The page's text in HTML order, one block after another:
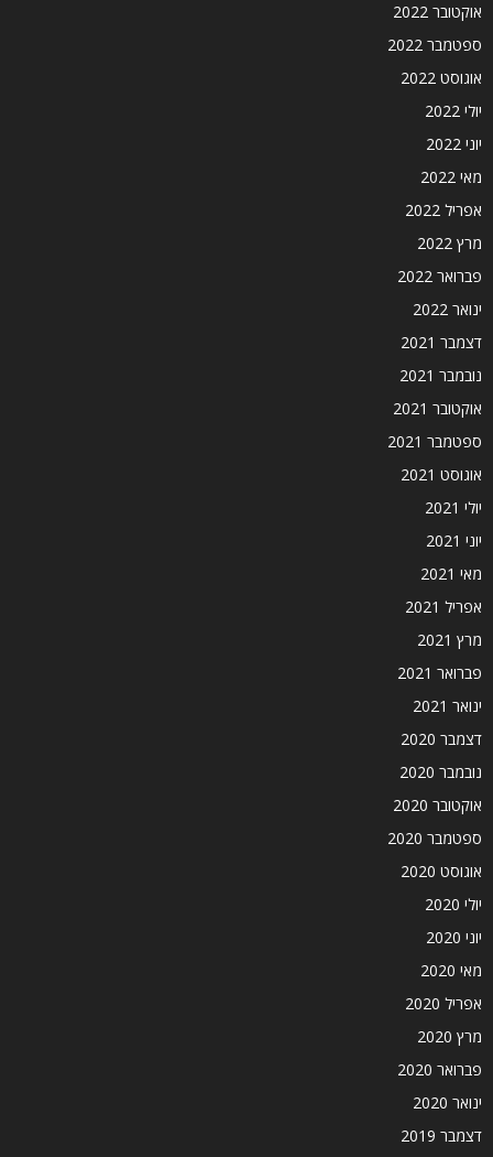
אוקטובר 2022
ספטמבר 2022
אוגוסט 2022
יולי 2022
יוני 2022
מאי 2022
אפריל 2022
מרץ 2022
פברואר 2022
ינואר 2022
דצמבר 2021
נובמבר 2021
אוקטובר 2021
ספטמבר 2021
אוגוסט 2021
יולי 2021
יוני 2021
מאי 2021
אפריל 2021
מרץ 2021
פברואר 2021
ינואר 2021
דצמבר 2020
נובמבר 2020
אוקטובר 2020
ספטמבר 2020
אוגוסט 2020
יולי 2020
יוני 2020
מאי 2020
אפריל 2020
מרץ 2020
פברואר 2020
ינואר 2020
דצמבר 2019